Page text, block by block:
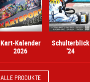
Kart-Kalender
2026
Schulterblick
'24
ALLE PRODUKTE